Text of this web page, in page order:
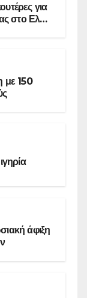
για
στο Ελ
με 150
άφιξη